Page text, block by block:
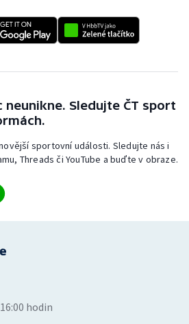
neunikne. Sledujte ČT sport
sportovní události. Sledujte nás i
Threads či YouTube a buďte v obraze.
hodin